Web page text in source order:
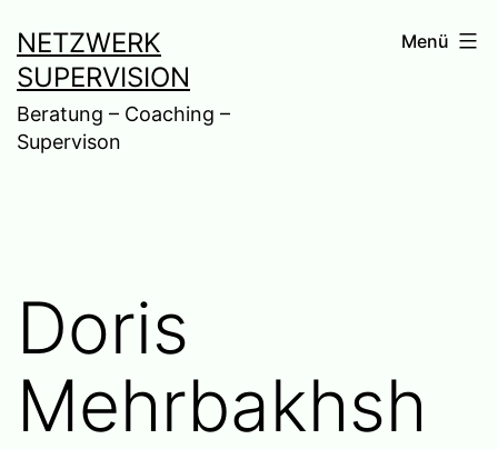
Inhalt
springen
NETZWERK
SUPERVISION
Beratung – Coaching –
Supervison
Menü
Doris
Mehrbakhsh